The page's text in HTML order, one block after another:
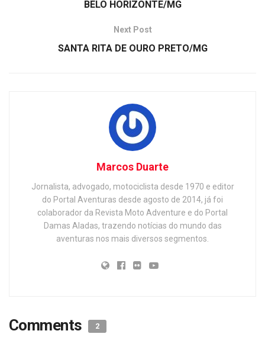
BELO HORIZONTE/MG
Next Post
SANTA RITA DE OURO PRETO/MG
Marcos Duarte
Jornalista, advogado, motociclista desde 1970 e editor
do Portal Aventuras desde agosto de 2014, já foi
colaborador da Revista Moto Adventure e do Portal
Damas Aladas, trazendo notícias do mundo das
aventuras nos mais diversos segmentos.
Comments 2